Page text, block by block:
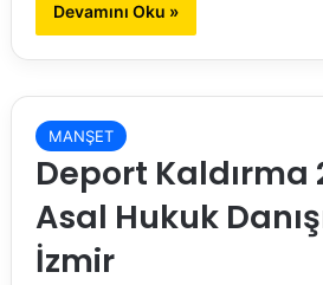
Devamını Oku »
MANŞET
Deport Kaldırma
Asal Hukuk
İzmir